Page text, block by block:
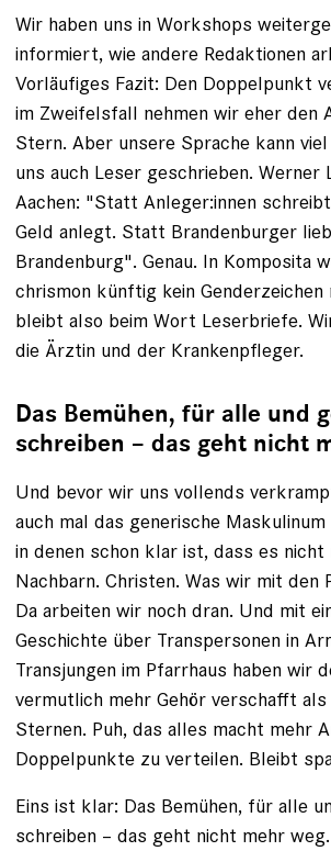
Wir haben uns in Workshops
informiert, wie andere ­Redaktionen
Vorläufiges Fazit: Den Doppelpunkt
im Zweifels­fall nehmen wir eher den
Stern. Aber unsere Sprache kann
uns auch Leser geschrieben. Werner
Aachen: "Statt Anleger:innen
Geld anlegt. Statt Brandenburger
Brandenburg". Genau. In Komposita
chrismon künftig kein Genderzeichen
bleibt also beim Wort Leserbriefe.
die Ärztin und der Kranken­pfleger.
Das Bemühen, für alle und
schreiben – das geht nicht
Und bevor wir uns vollends
auch mal das generische
in denen schon klar ist, dass es nicht
Nachbarn. Christen. Was wir mit den
Da arbeiten wir noch dran. Und mit
Geschichte über Transpersonen in
Transjungen im Pfarrhaus haben wir
vermutlich mehr Gehör verschafft
Sternen. Puh, das alles macht mehr
Doppelpunkte zu verteilen. Bleibt
Eins ist klar: Das Bemühen, für alle
schreiben – das geht nicht mehr